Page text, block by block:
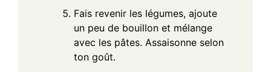
Fais revenir les légumes, ajoute
un peu de bouillon et mélange
avec les pâtes. Assaisonne selon
ton goût.